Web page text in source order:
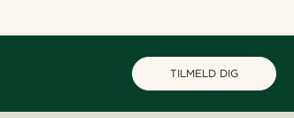
TILMELD DIG